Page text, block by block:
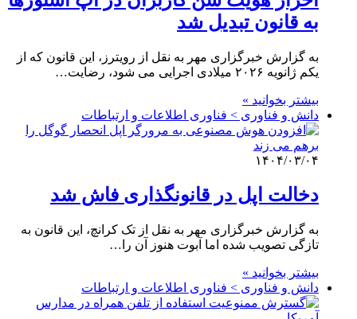
به قانون تبدیل شد
به گزارش خبرگزاری مهر به نقل از رویترز، این قانون که از
یکم ژانویه ۲۰۲۶ میلادی اجرایی می شود، رضایت…
بیشتر بخوانید »
دانش و فناوری > فناوری اطلاعات و ارتباطات
۱۴۰۴/۰۳/۰۴
دخالت اپل در قانونگذاری فاش شد
به گزارش خبرگزاری مهر به نقل از تک کرانچ، این قانون به
تازگی تصویب شده اما آبوت هنوز آن را…
بیشتر بخوانید »
دانش و فناوری > فناوری اطلاعات و ارتباطات